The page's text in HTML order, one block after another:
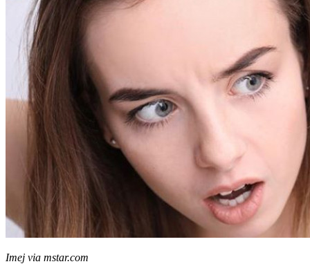
Imej via mstar.com